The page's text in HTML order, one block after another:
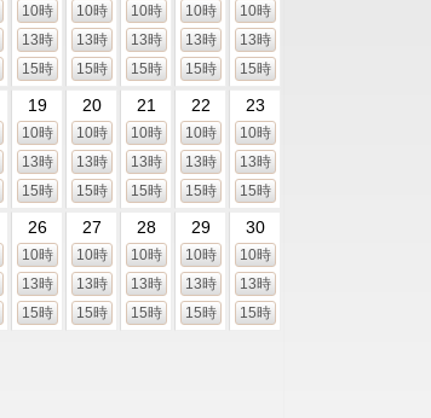
10時
13時
15時
10時
13時
15時
10時
13時
15時
10時
13時
15時
10時
13時
15時
19
10時
13時
15時
20
10時
13時
15時
21
10時
13時
15時
22
10時
13時
15時
23
10時
13時
15時
26
10時
13時
15時
27
10時
13時
15時
28
10時
13時
15時
29
10時
13時
15時
30
10時
13時
15時